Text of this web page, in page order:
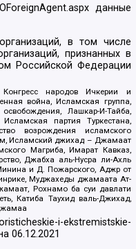
данные
в том числе
признанных в
Российской Федерации
народов Ичкерии и
война, Исламская группа,
Лашкар-И-Тайба,
партия Туркестана,
возрождения исламского
Исламский джихад – Джамаат
Магриба, Имарат Кавказ,
Джабха аль-Нусра ли-Ахль
и Д. Пожарского, Аджр от
Муджахеды джамаата Ат-
Рохнамо ба суи давлати
Катиба Таухид валь-Джихад,
i-ekstremistskie-
06.12.2021